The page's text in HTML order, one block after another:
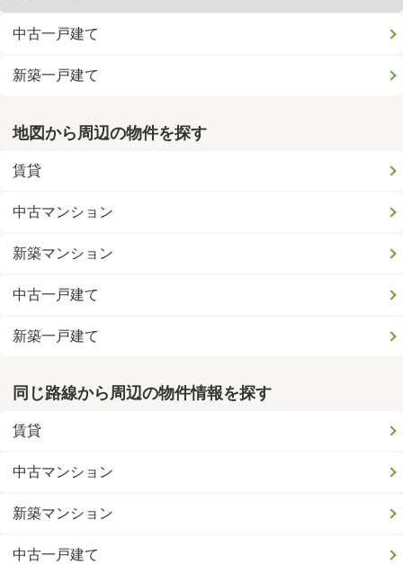
中古一戸建て
新築一戸建て
地図から周辺の物件を探す
賃貸
中古マンション
新築マンション
中古一戸建て
新築一戸建て
同じ路線から周辺の物件情報を探す
賃貸
中古マンション
新築マンション
中古一戸建て